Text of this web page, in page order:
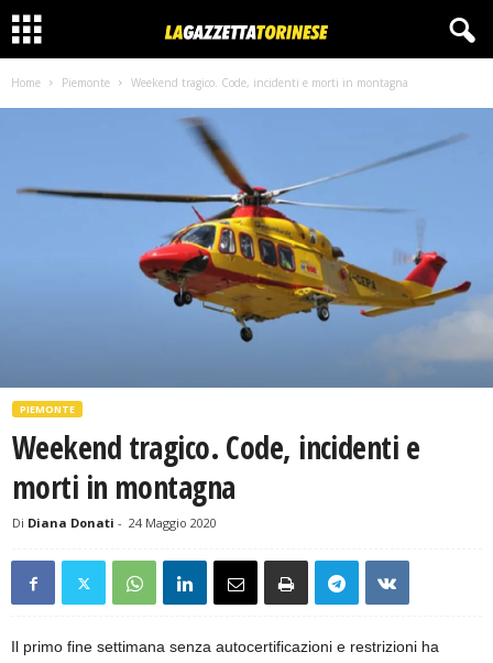
Home Piemonte Weekend tragico. Code, incidenti e morti in montagna
PIEMONTE
Weekend tragico. Code, incidenti e
morti in montagna
Di Diana Donati - 24 Maggio 2020
Il primo fine settimana senza autocertificazioni e restrizioni ha